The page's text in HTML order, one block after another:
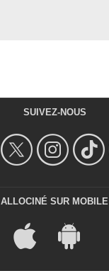
SUIVEZ-NOUS
ALLOCINÉ SUR MOBILE